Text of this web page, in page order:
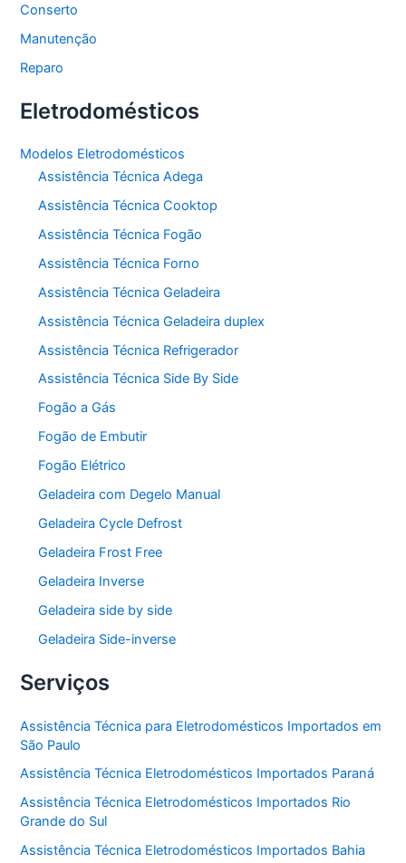
Conserto
Manutenção
Reparo
Eletrodomésticos
Modelos Eletrodomésticos
Assistência Técnica Adega
Assistência Técnica Cooktop
Assistência Técnica Fogão
Assistência Técnica Forno
Assistência Técnica Geladeira
Assistência Técnica Geladeira duplex
Assistência Técnica Refrigerador
Assistência Técnica Side By Side
Fogão a Gás
Fogão de Embutir
Fogão Elétrico
Geladeira com Degelo Manual
Geladeira Cycle Defrost
Geladeira Frost Free
Geladeira Inverse
Geladeira side by side
Geladeira Side-inverse
Serviços
Assistência Técnica para Eletrodomésticos Importados em
São Paulo
Assistência Técnica Eletrodomésticos Importados Paraná
Assistência Técnica Eletrodomésticos Importados Rio
Grande do Sul
Assistência Técnica Eletrodomésticos Importados Bahia